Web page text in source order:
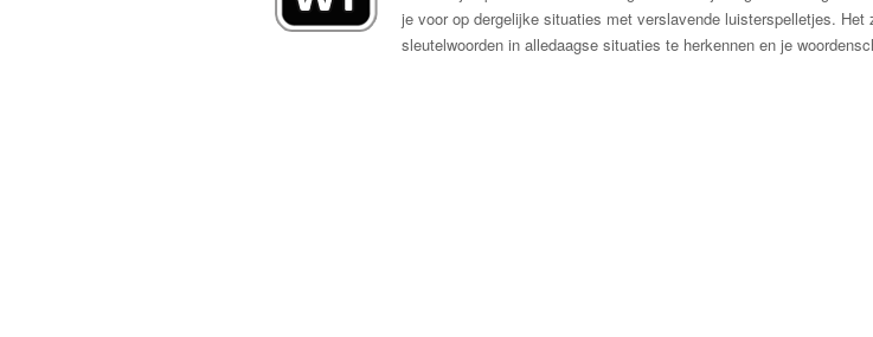
je voor op dergelijke situaties met verslavende luisterspelletjes. Het
sleutelwoorden in alledaagse situaties te herkennen en je